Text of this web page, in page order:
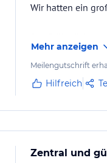
Wir hatten ein
Sehr freundliches
Mehr anzeigen
Meilengutschrift
Hilfreich
Zentral und